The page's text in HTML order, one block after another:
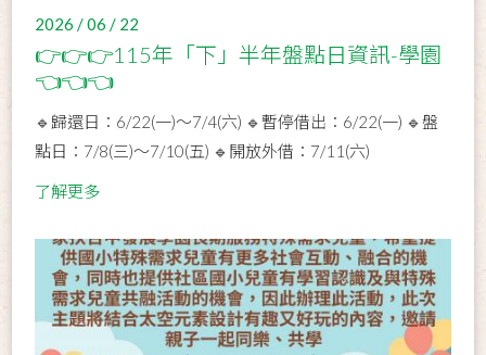
2026 / 06 / 22
👉👉👉115年「下」半年盤點日資訊-學園
👈👈👈
🔹歸還日：6/22(一)～7/4(六) 🔹暫停借出：6/22(一) 🔹盤
點日：7/8(三)～7/10(五) 🔹開放外借：7/11(六)
了解更多